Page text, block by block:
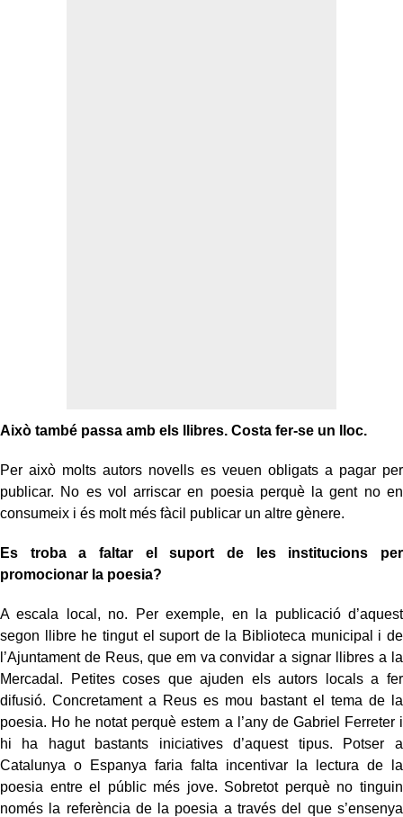
Això també passa amb els llibres. Costa fer-se un lloc.
Per això molts autors novells es veuen obligats a pagar per
publicar. No es vol arriscar en poesia perquè la gent no en
consumeix i és molt més fàcil publicar un altre gènere.
Es troba a faltar el suport de les institucions per
promocionar la poesia?
A escala local, no. Per exemple, en la publicació d’aquest
segon llibre he tingut el suport de la Biblioteca municipal i de
l’Ajuntament de Reus, que em va convidar a signar llibres a la
Mercadal. Petites coses que ajuden els autors locals a fer
difusió. Concretament a Reus es mou bastant el tema de la
poesia. Ho he notat perquè estem a l’any de Gabriel Ferreter i
hi ha hagut bastants iniciatives d’aquest tipus. Potser a
Catalunya o Espanya faria falta incentivar la lectura de la
poesia entre el públic més jove. Sobretot perquè no tinguin
només la referència de la poesia a través del que s’ensenya